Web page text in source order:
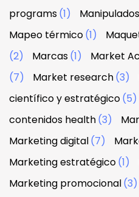
programs(1) Manipulados
Mapeo térmico(1)
(2)
Marcas(1) Market
(7)
Market research(3)
científico y estratégico(5)
contenidos health(3)
Marketing digital(7)
Marketing estratégico(1)
Marketing promocional(3)